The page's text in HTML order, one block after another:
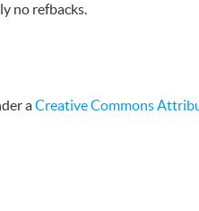
no refbacks.
aCreative Commons